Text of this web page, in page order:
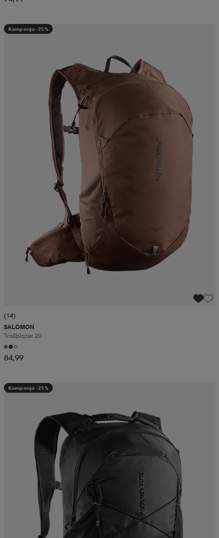
Kampanja -25%
(14)
SALOMON
Trailblazer 20
84,99
Kampanja -25%